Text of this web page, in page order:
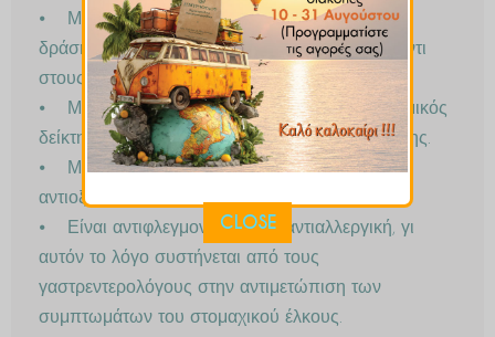
⦁ Με τη β-γλυκάνη που περιέχει, ενισχύει τη
δράση του ανοσοποιητικού συστήματος απέναντι
στους ιούς και τα παράσιτα.
⦁ Με τη β-γλυκάνη επίσης ελέγχεται ο γλυκαιμικός
δείκτης και περιορίζεται η έκκριση της ινσουλίνης.
⦁ Με τις πολυφαινόλες που περιέχει, έχει
αντιοξειδωτική δράση.
⦁ Είναι αντιφλεγμονώδης και αντιαλλεργική, γι
αυτόν το λόγο συστήνεται από τους
γαστρεντερολόγους στην αντιμετώπιση των
συμπτωμάτων του στομαχικού έλκους.
CLOSE